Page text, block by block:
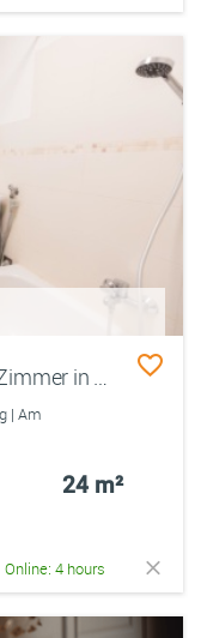
| Am
24 m²
Online: 4 hours